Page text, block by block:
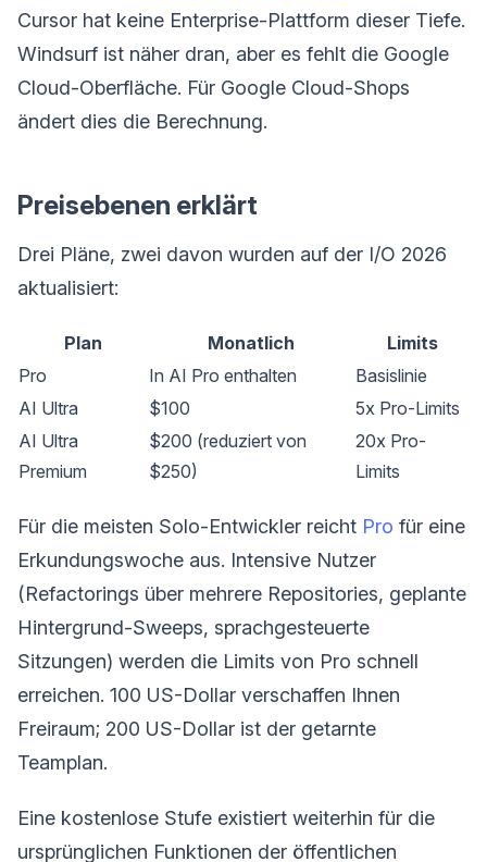
Cursor hat keine Enterprise-Plattform dieser Tiefe.
Windsurf ist näher dran, aber es fehlt die Google
Cloud-Oberfläche. Für Google Cloud-Shops
ändert dies die Berechnung.
Preisebenen erklärt
Drei Pläne, zwei davon wurden auf der I/O 2026
aktualisiert:
Plan Monatlich
Limits
Pro
In AI Pro enthalten
Basislinie
AI Ultra
$100
5x Pro-Limits
AI Ultra
Premium
$200 (reduziert von
$250)
20x Pro-
Limits
Für die meisten Solo-Entwickler reicht Pro für eine
Erkundungswoche aus. Intensive Nutzer
(Refactorings über mehrere Repositories, geplante
Hintergrund-Sweeps, sprachgesteuerte
Sitzungen) werden die Limits von Pro schnell
erreichen. 100 US-Dollar verschaffen Ihnen
Freiraum; 200 US-Dollar ist der getarnte
Teamplan.
Eine kostenlose Stufe existiert weiterhin für die
ursprünglichen Funktionen der öffentlichen